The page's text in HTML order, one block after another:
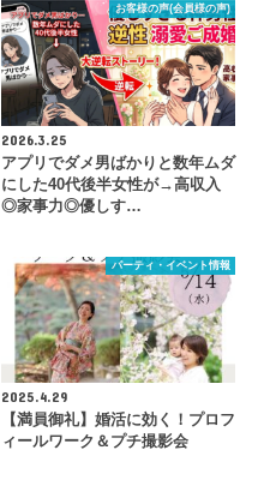
お客様の声(会員様の声)
2026.3.25
アプリでダメ男ばかりと数年ムダ
にした40代後半女性が→高収入
◎家事力◎優しす…
パーティ・イベント情報
2025.4.29
【満員御礼】婚活に効く！プロフ
ィールワーク＆プチ撮影会